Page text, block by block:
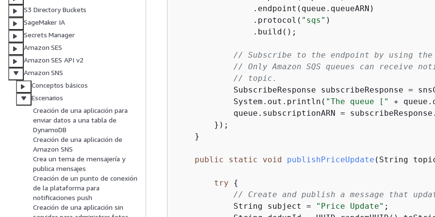
S3 Directory Buckets
SageMaker IA
Secrets Manager
Amazon SES
Amazon SES API v2
Amazon SNS
Conceptos básicos
Escenarios
Creación de una aplicación para
enviar datos a una tabla de
DynamoDB
Creación de una aplicación de
Amazon SNS
Crea un tema de mensajería y
publica mensajes
Creación de un punto de conexión
de la plataforma para
notificaciones push
Creación de una aplicación sin
                .endpoint(queue.queueARN)
                .protocol(
"sqs" )
                .build();
// Subscribe to the endpoint by using the
// Only Amazon SQS queues can receive
// topic.
SubscribeResponse subscribeResponse =
            System.out.println(
"The queue [" +
queue.subscriptionARN =
        });
    }
public static void publishPriceUpdate (String
try
{
// Create and publish a message that
            String subject =
"Price Update" ;